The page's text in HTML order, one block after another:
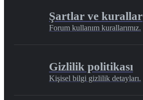
Şartlar ve kurallar
Forum kullanım kurallarımız.
Gizlilik politikası
Kişisel bilgi gizlilik detayları.